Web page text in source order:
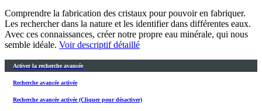
Comprendre la fabrication des cristaux pour pouvoir en fabriquer.
Les rechercher dans la nature et les identifier dans différentes eaux.
Avec ces connaissances, créer notre propre eau minérale, qui nous
semble idéale. Voir descriptif détaillé
Activer la recherche avancée
Recherche avancée activée
Recherche avancée activée (Cliquer pour désactiver)